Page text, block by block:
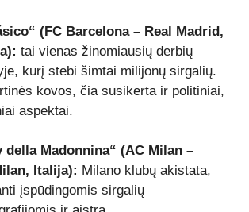
(FC Barcelona – Real Madrid,
tai vienas žinomiausių derbių
kurį stebi šimtai milijonų sirgalių.
kovos, čia susikerta ir politiniai,
aspektai.
della Madonnina“ (AC Milan –
Italija): Milano klubų akistata,
įspūdingomis sirgalių